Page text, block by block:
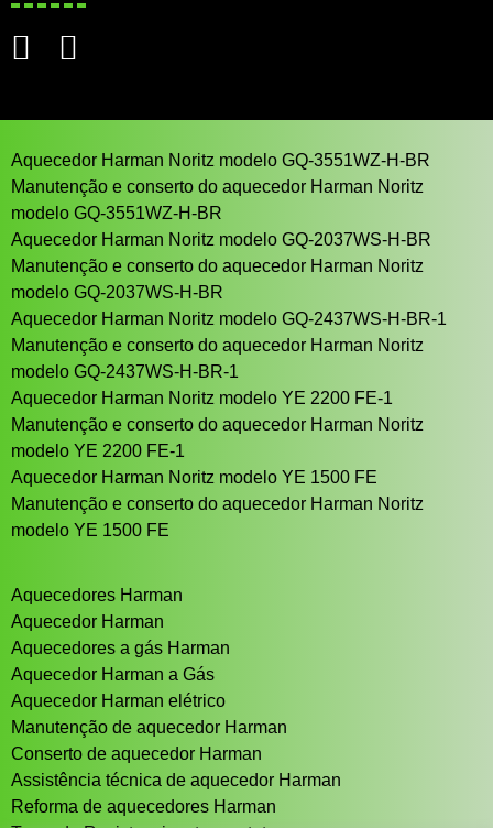
Aquecedor Harman Noritz modelo GQ-3551WZ-H-BR
Manutenção e conserto do aquecedor Harman Noritz
modelo GQ-3551WZ-H-BR
Aquecedor Harman Noritz modelo GQ-2037WS-H-BR
Manutenção e conserto do aquecedor Harman Noritz
modelo GQ-2037WS-H-BR
Aquecedor Harman Noritz modelo GQ-2437WS-H-BR-1
Manutenção e conserto do aquecedor Harman Noritz
modelo GQ-2437WS-H-BR-1
Aquecedor Harman Noritz modelo YE 2200 FE-1
Manutenção e conserto do aquecedor Harman Noritz
modelo YE 2200 FE-1
Aquecedor Harman Noritz modelo YE 1500 FE
Manutenção e conserto do aquecedor Harman Noritz
modelo YE 1500 FE
Aquecedores Harman
Aquecedor Harman
Aquecedores a gás Harman
Aquecedor Harman a Gás
Aquecedor Harman elétrico
Manutenção de aquecedor Harman
Conserto de aquecedor Harman
Assistência técnica de aquecedor Harman
Reforma de aquecedores Harman